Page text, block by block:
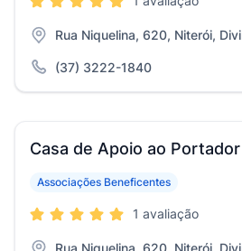
Rua Niquelina, 620, Niterói,
(37) 3222-1840
Casa de Apoio ao
Associações Beneficentes
1 avaliação
Rua Niquelina, 620, Niterói,